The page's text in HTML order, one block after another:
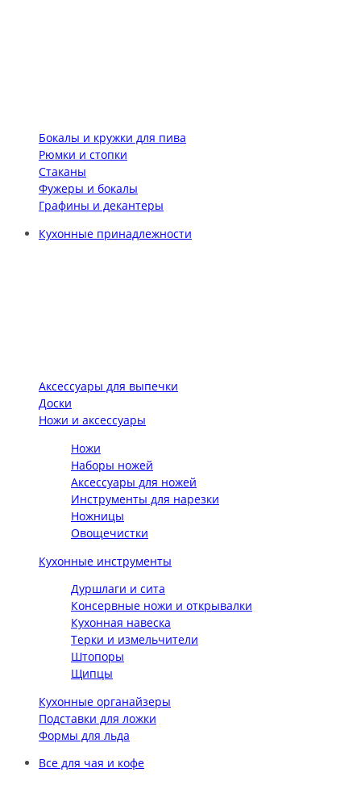
Бокалы и кружки для пива
Рюмки и стопки
Стаканы
Фужеры и бокалы
Графины и декантеры
Кухонные принадлежности
Аксессуары для выпечки
Доски
Ножи и аксессуары
Ножи
Наборы ножей
Аксессуары для ножей
Инструменты для нарезки
Ножницы
Овощечистки
Кухонные инструменты
Дуршлаги и сита
Консервные ножи и открывалки
Кухонная навеска
Терки и измельчители
Штопоры
Щипцы
Кухонные органайзеры
Подставки для ложки
Формы для льда
Все для чая и кофе